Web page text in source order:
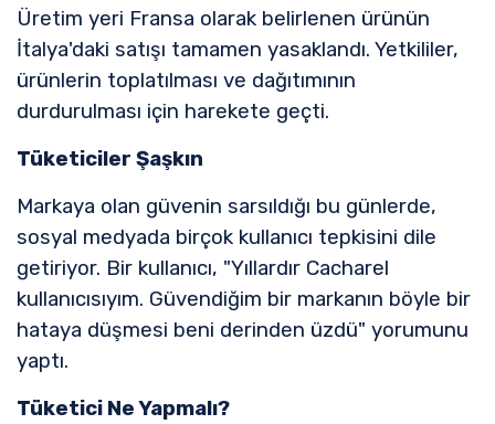
Üretim yeri Fransa olarak belirlenen ürünün
İtalya'daki satışı tamamen yasaklandı. Yetkililer,
ürünlerin toplatılması ve dağıtımının
durdurulması için harekete geçti.
Tüketiciler Şaşkın
Markaya olan güvenin sarsıldığı bu günlerde,
sosyal medyada birçok kullanıcı tepkisini dile
getiriyor. Bir kullanıcı, "Yıllardır Cacharel
kullanıcısıyım. Güvendiğim bir markanın böyle bir
hataya düşmesi beni derinden üzdü" yorumunu
yaptı.
Tüketici Ne Yapmalı?